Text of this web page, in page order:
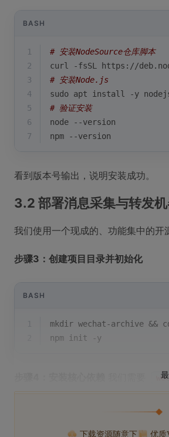
BASH
1
# 安装NodeSource仓库脚本
2
curl -fsSL https://
3
# 安装Node.js
4
sudo apt install -y
5
# 验证安装
6
node --version
7
npm --version
看到版本号输出，说明安装成功。
3.2 部署消息采集与转发机
我们使用一个现成的、功能集中的
步骤3：创建项目目录并初始化
BASH
1 mkdir wechat-archive &&
npm init -y
下载资源随意下 优质